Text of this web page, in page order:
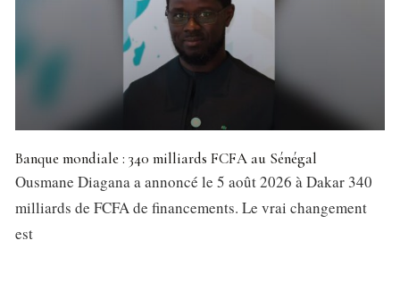
Banque mondiale : 340 milliards FCFA au Sénégal
Ousmane Diagana a annoncé le 5 août 2026 à Dakar 340
milliards de FCFA de financements. Le vrai changement
est